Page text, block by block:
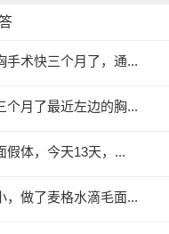
手术快三个月了，通...
个月了最近左边的胸...
假体，今天13天，...
，做了麦格水滴毛面...